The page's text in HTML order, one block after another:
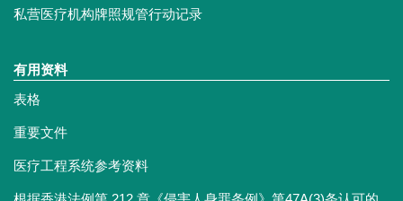
私营医疗机构牌照规管行动记录
有用资料
表格
重要文件
医疗工程系统参考资料